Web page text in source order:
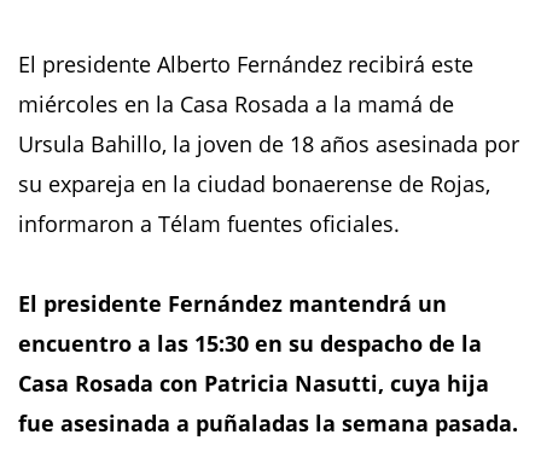
El presidente Alberto Fernández recibirá este
miércoles en la Casa Rosada a la mamá de
Ursula Bahillo, la joven de 18 años asesinada por
su expareja en la ciudad bonaerense de Rojas,
informaron a Télam fuentes oficiales.
El presidente Fernández mantendrá un
encuentro a las 15:30 en su despacho de la
Casa Rosada con Patricia Nasutti, cuya hija
fue asesinada a puñaladas la semana pasada.